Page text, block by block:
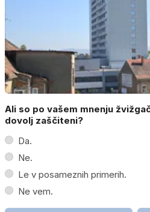
Ali so po vašem mnenju
dovolj zaščiteni?
Da.
Ne.
Le v posameznih primerih.
Ne vem.